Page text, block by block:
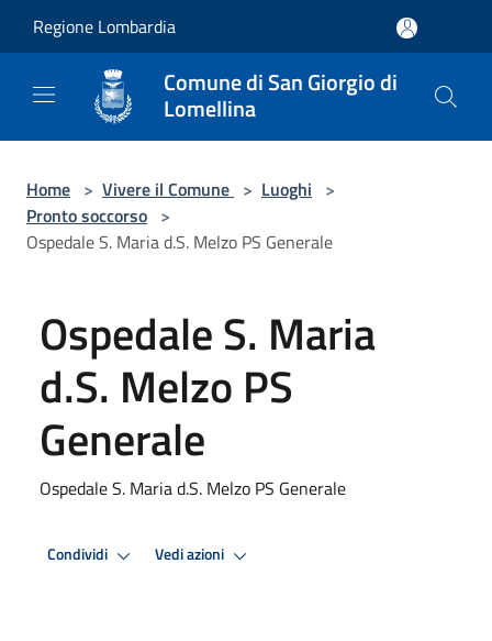
Regione Lombardia
Comune di San Giorgio di
Lomellina
Home > Vivere il Comune > Luoghi >
Pronto soccorso >
Ospedale S. Maria d.S. Melzo PS Generale
Ospedale S. Maria
d.S. Melzo PS
Generale
Ospedale S. Maria d.S. Melzo PS Generale
Condividi Vedi azioni